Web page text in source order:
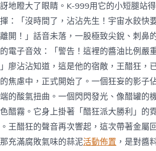
瞪大了眼睛。K-999用它的小短腿站
：「沒時間了，沾沾先生！宇宙水餃快
開！」話音未落，一股極致尖銳、刺鼻
電子音效：「警告！這裡的醬油比例嚴
廖沾沾知道，這是他的宿敵，王醋狂，
焦慮中，正式開始了。一個狂妄的影子
的酸氣扭曲。一個閃閃發光、像醋罐的
醋霧。它身上掛著「醋狂派大勝利」的
王醋狂的聲音再次響起，這次帶著金屬
充滿腐敗氣味的蒜泥活動佈置 ，是對醬